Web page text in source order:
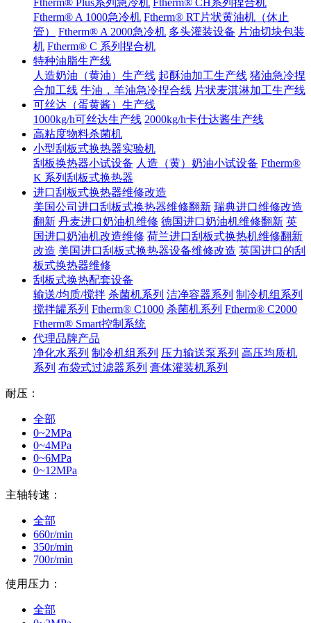
Ftherm® Plus系列急冷机 Ftherm® CH系列捏合机
Ftherm® A 1000急冷机 Ftherm® RT片状黄油机（休止
管）
Ftherm® A 2000急冷机 多头灌装设备 片油切块包装
机 Ftherm® C 系列捏合机
特种油脂生产线
人造奶油（黄油）生产线 起酥油加工生产线 猪油急冷捏
合加工线 牛油，羊油急冷捏合线 片状麦淇淋加工生产线
可丝达（蛋黄酱）生产线
1000kg/h可丝达生产线 2000kg/h卡仕达酱生产线
高粘度物料杀菌机
小型刮板式换热器实验机
刮板换热器小试设备 人造（黄）奶油小试设备 Ftherm®
K 系列刮板式换热器
进口刮板式换热器维修改造
美国公司进口刮板式换热器维修翻新 瑞典进口维修改造
翻新 丹麦进口奶油机维修 德国进口奶油机维修翻新 英
国进口奶油机改造维修 荷兰进口刮板式换热机维修翻新
改造 美国进口刮板式换热器设备维修改造 英国进口的刮
板式换热器维修
刮板式换热配套设备
输送/均质/搅拌 杀菌机系列 洁净容器系列 制冷机组系列
搅拌罐系列 Ftherm® C1000 杀菌机系列 Ftherm® C2000
Ftherm® Smart控制系统
代理品牌产品
净化水系列 制冷机组系列 压力输送泵系列 高压均质机
系列 布袋式过滤器系列 膏体灌装机系列
耐压：
全部
0~2MPa
0~4MPa
0~6MPa
0~12MPa
主轴转速：
全部
660r/min
350r/min
700r/min
使用压力：
全部